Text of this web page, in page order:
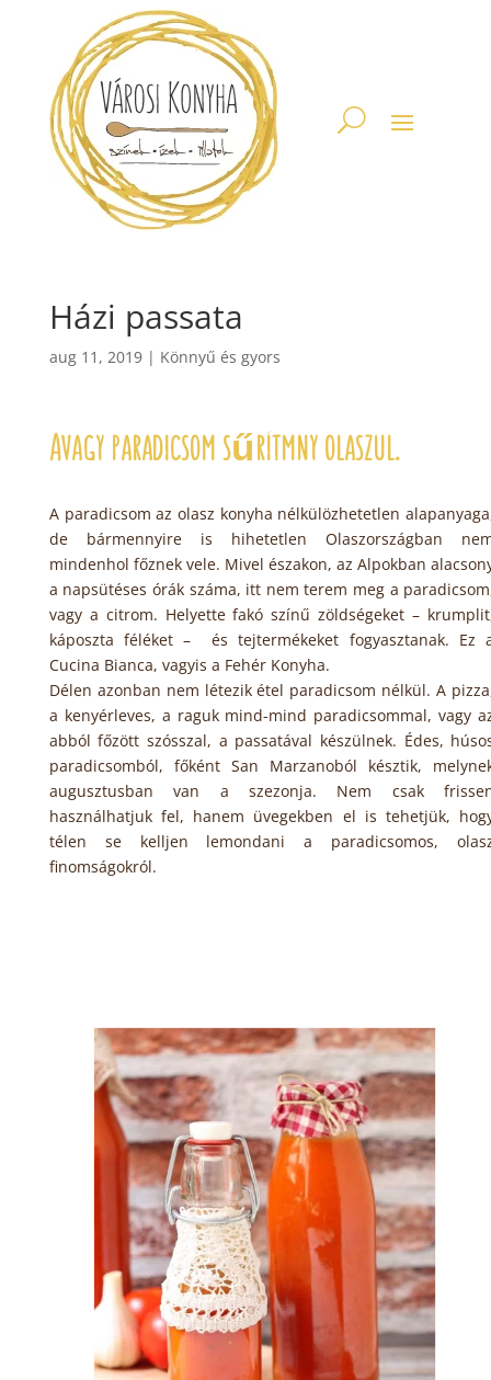
Házi passata
aug 11, 2019| Könnyű és gyors
Avagy paradicsom sűrítmny olaszul.
A paradicsom az olasz konyha nélkülözhetetlen
de bármennyire is hihetetlen Olaszországban
mindenhol főznek vele. Mivel északon, az Alpokban
a napsütéses órák száma, itt nem terem meg a
vagy a citrom. Helyette fakó színű zöldségeket –
káposzta féléket – és tejtermékeket fogyasztanak. Ez
Cucina Bianca, vagyis a Fehér Konyha.
Délen azonban nem létezik étel paradicsom nélkül. A
a kenyérleves, a raguk mind-mind paradicsommal, vagy
abból főzött szósszal, a passatával készülnek. Édes,
paradicsomból, főként San Marzanoból késztik,
augusztusban van a szezonja. Nem csak
használhatjuk fel, hanem üvegekben el is tehetjük,
télen se kelljen lemondani a paradicsomos,
finomságokról.